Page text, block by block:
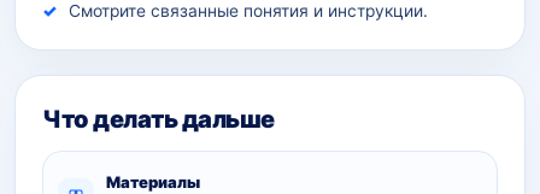
Смотрите связанные понятия и инструкции.
Что делать дальше
Материалы